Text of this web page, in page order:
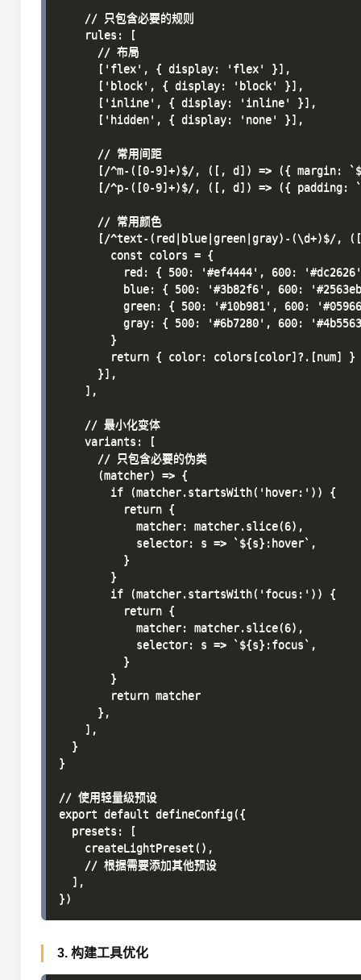
    // 只包含必要的规则
    rules: [
      // 布局
      ['flex', { display: 'flex' }],
      ['block', { display: 'block' }],
      ['inline', { display: 'inline' }],
      ['hidden', { display: 'none' }],
      // 常用间距
[/^m-([0-9]+)$/, ([, d]) => ({ margin:
[/^p-([0-9]+)$/, ([, d]) => ({ padding:
      // 常用颜色
[/^text-(red|blue|green|gray)-(\d+)$/,
        const colors = {
red: { 500: '#ef4444', 600:
blue: { 500: '#3b82f6', 600:
green: { 500: '#10b981', 600:
gray: { 500: '#6b7280', 600:
        }
        return { color: colors[color]?.[num] }
      }],
    ],
    // 最小化变体
    variants: [
      // 只包含必要的伪类
      (matcher) => {
        if (matcher.startsWith('hover:')) {
          return {
            matcher: matcher.slice(6),
            selector: s => `${s}:hover`,
          }
        }
        if (matcher.startsWith('focus:')) {
          return {
            matcher: matcher.slice(6),
            selector: s => `${s}:focus`,
          }
        }
        return matcher
      },
    ],
  }
}
// 使用轻量级预设
export default defineConfig({
  presets: [
    createLightPreset(),
    // 根据需要添加其他预设
  ],
3. 构建工具优化